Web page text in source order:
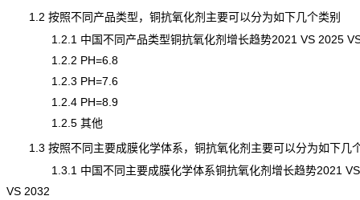
1.2 按照不同产品类型，铜抗氧化剂主要可以分为如下几个类别
1.2.1 中国不同产品类型铜抗氧化剂增长趋势2021 VS 2025
1.2.2 PH=6.8
1.2.3 PH=7.6
1.2.4 PH=8.9
1.2.5 其他
1.3 按照不同主要成膜化学体系，铜抗氧化剂主要可以分为如下几
1.3.1 中国不同主要成膜化学体系铜抗氧化剂增长趋势2021 VS
VS 2032